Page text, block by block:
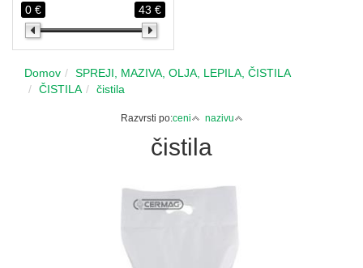
0 € 43 €
Domov
SPREJI, MAZIVA, OLJA, LEPILA, ČISTILA
ČISTILA
čistila
Razvrsti po:ceni nazivu
čistila